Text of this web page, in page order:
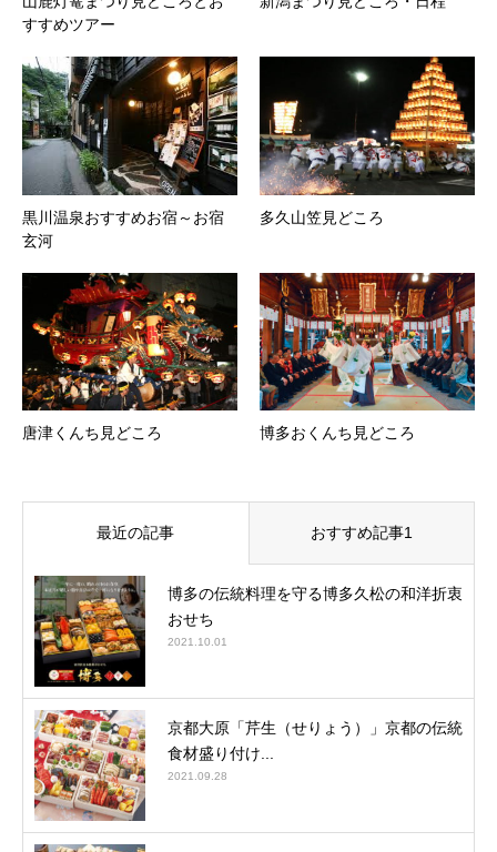
すすめツアー
黒川温泉おすすめお宿～お宿
玄河
多久山笠見どころ
唐津くんち見どころ 博多おくんち見どころ
最近の記事 おすすめ記事1
博多の伝統料理を守る博多久松の和洋折衷
おせち
2021.10.01
京都大原「芹生（せりょう）」京都の伝統
食材盛り付け...
2021.09.28